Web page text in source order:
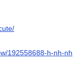
192558688-h-nh-nh